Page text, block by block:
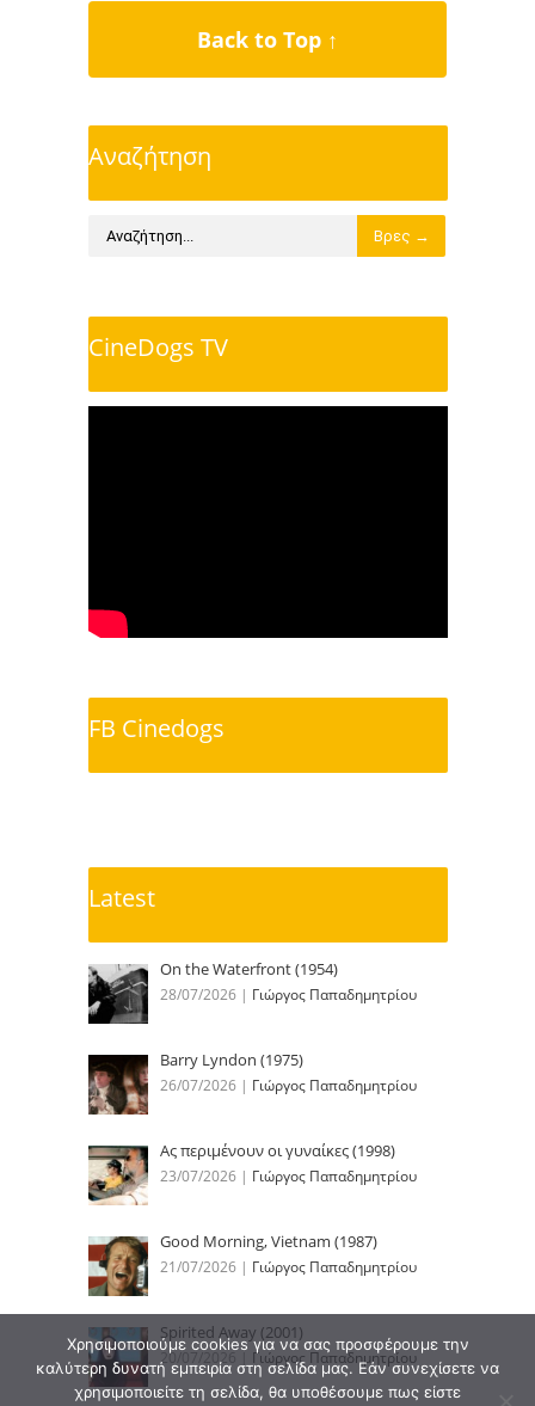
Back to Top ↑
Αναζήτηση
CineDogs TV
FB Cinedogs
Latest
On the Waterfront (1954)
28/07/2026 | Γιώργος Παπαδημητρίου
Barry Lyndon (1975)
26/07/2026 | Γιώργος Παπαδημητρίου
Ας περιμένουν οι γυναίκες (1998)
23/07/2026 | Γιώργος Παπαδημητρίου
Good Morning, Vietnam (1987)
21/07/2026 | Γιώργος Παπαδημητρίου
Spirited Away (2001)
20/07/2026 | Γιώργος Παπαδημητρίου
Χρησιμοποιούμε cookies για να σας προσφέρουμε την
καλύτερη δυνατή εμπειρία στη σελίδα μας. Εάν συνεχίσετε να
χρησιμοποιείτε τη σελίδα, θα υποθέσουμε πως είστε